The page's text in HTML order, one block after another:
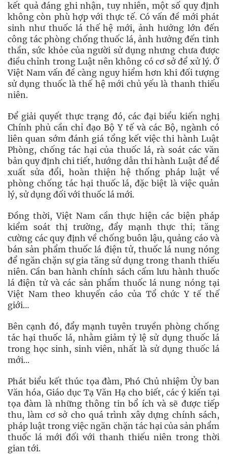
kết quả đáng ghi nhận, tuy nhiên, một số quy định
không còn phù hợp với thực tế. Có vấn đề mới phát
sinh như thuốc lá thế hệ mới, ảnh hưởng lớn đến
công tác phòng chống thuốc lá, ảnh hưởng đến tinh
thần, sức khỏe của người sử dụng nhưng chưa được
điều chỉnh trong Luật nên không có cơ sở để xử lý. Ở
Việt Nam vấn đề càng nguy hiểm hơn khi đối tượng
sử dụng thuốc là thế hệ mới chủ yếu là thanh thiếu
niên.
Để giải quyết thực trạng đó, các đại biểu kiến nghị
Chính phủ cần chỉ đạo Bộ Y tế và các Bộ, ngành có
liên quan sớm đánh giá tổng kết việc thi hành Luật
Phòng, chống tác hại của thuốc lá, rà soát các văn
bản quy định chi tiết, hướng dẫn thi hành Luật để đề
xuất sửa đổi, hoàn thiện hệ thống pháp luật về
phòng chống tác hại thuốc lá, đặc biệt là việc quản
lý, sử dụng đối với thuốc lá mới.
Đồng thời, Việt Nam cần thực hiện các biện pháp
kiểm soát thị trường, đẩy mạnh thực thi; tăng
cường các quy định về chống buôn lậu, quảng cáo và
bán sản phẩm thuốc lá điện tử, thuốc lá nung nóng
để ngăn chặn sự gia tăng sử dụng trong thanh thiếu
niên. Cần ban hành chính sách cấm lưu hành thuốc
lá điện tử và các sản phẩm thuốc lá nung nóng tại
Việt Nam theo khuyến cáo của Tổ chức Y tế thế
giới…
Bên cạnh đó, đẩy mạnh tuyên truyền phòng chống
tác hại thuốc lá, nhằm giảm tỷ lệ sử dụng thuốc lá
trong học sinh, sinh viên, nhất là sử dụng thuốc lá
mới...
Phát biểu kết thúc tọa đàm, Phó Chủ nhiệm Ủy ban
Văn hóa, Giáo dục Tạ Văn Hạ cho biết, các ý kiến tại
tọa đàm là những thông tin bổ ích và sẽ được tiếp
thu, làm cơ sở cho quá trình xây dựng chính sách,
pháp luật trong việc ngăn chặn tác hại của sản phẩm
thuốc lá mới đối với thanh thiếu niên trong thời
gian tới.